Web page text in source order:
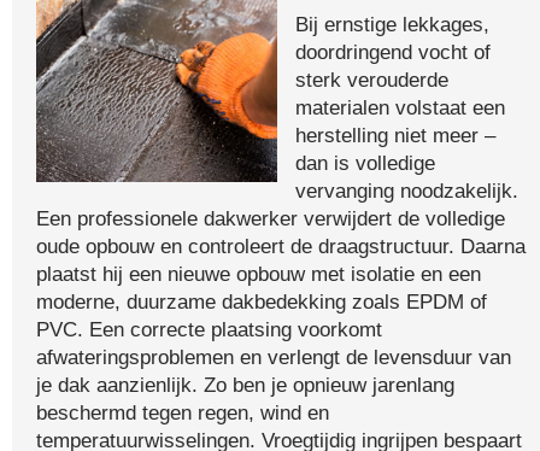
Bij ernstige lekkages,
doordringend vocht of
sterk verouderde
materialen volstaat een
herstelling niet meer –
dan is volledige
vervanging noodzakelijk.
Een professionele dakwerker verwijdert de volledige
oude opbouw en controleert de draagstructuur. Daarna
plaatst hij een nieuwe opbouw met isolatie en een
moderne, duurzame dakbedekking zoals EPDM of
PVC. Een correcte plaatsing voorkomt
afwateringsproblemen en verlengt de levensduur van
je dak aanzienlijk. Zo ben je opnieuw jarenlang
beschermd tegen regen, wind en
temperatuurwisselingen. Vroegtijdig ingrijpen bespaart